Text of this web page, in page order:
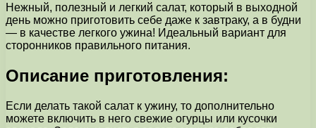
Нежный, полезный и легкий салат, который в выходной
день можно приготовить себе даже к завтраку, а в будни
— в качестве легкого ужина! Идеальный вариант для
сторонников правильного питания.
Описание приготовления:
Если делать такой салат к ужину, то дополнительно
можете включить в него свежие огурцы или кусочки